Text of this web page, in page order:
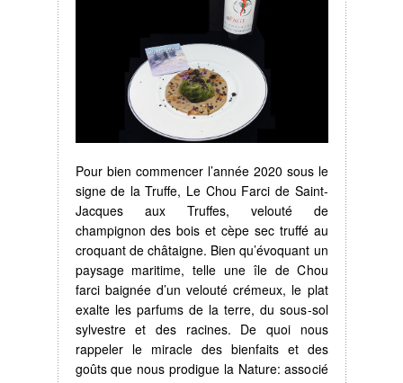
Pour bien commencer l’année 2020 sous le
signe de la Truffe, Le Chou Farci de Saint-
Jacques aux Truffes, velouté de
champignon des bois et cèpe sec truffé au
croquant de châtaigne. Bien qu’évoquant un
paysage maritime, telle une île de Chou
farci baignée d’un velouté crémeux, le plat
exalte les parfums de la terre, du sous-sol
sylvestre et des racines. De quoi nous
rappeler le miracle des bienfaits et des
goûts que nous prodigue la Nature: associé